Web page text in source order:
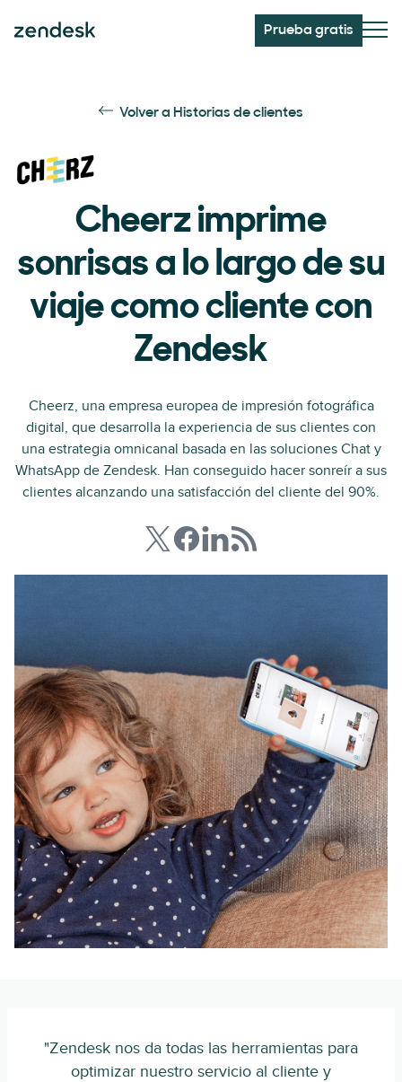
Prueba gratis
Volver a Historias de clientes
Cheerz imprime
sonrisas a lo largo de su
viaje como cliente con
Zendesk
Cheerz, una empresa europea de impresión fotográfica
digital, que desarrolla la experiencia de sus clientes con
una estrategia omnicanal basada en las soluciones Chat y
WhatsApp de Zendesk. Han conseguido hacer sonreír a sus
clientes alcanzando una satisfacción del cliente del 90%.
"Zendesk nos da todas las herramientas para
optimizar nuestro servicio al cliente y